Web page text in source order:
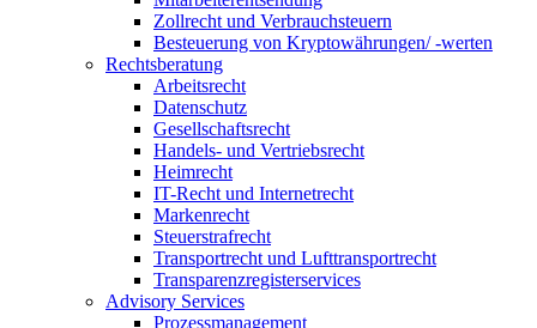
Zollrecht und Verbrauchsteuern
Besteuerung von Kryptowährungen/ -werten
Rechtsberatung
Arbeitsrecht
Datenschutz
Gesellschaftsrecht
Handels- und Vertriebsrecht
Heimrecht
IT-Recht und Internetrecht
Markenrecht
Steuerstrafrecht
Transportrecht und Lufttransportrecht
Transparenzregisterservices
Advisory Services
Prozessmanagement